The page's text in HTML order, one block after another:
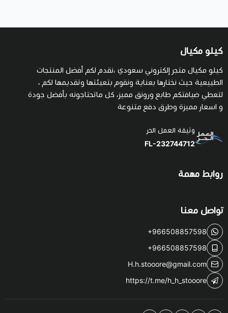
كيلو مكيال
كيلو مكيال متجر إلكتروني سعودي ،نقدم لكم أفضل المنتجات
الطبيعية حيث نختارها بعناية ونقوم بتعبئتها وتقديمها لكم ،
لتعطي ضيافتكم طابع ورونق مميز، كل ماتحتاجونه بأفضل جودة
و اسعار مميزة وطرق دفع متنوعة
وثيقة العمل الحر
FL-232744712
روابط مهمة
تواصل معنا
+966508857598
+966508857598
H.h.stooore@gmail.com
https://t.me/h_h_stooore